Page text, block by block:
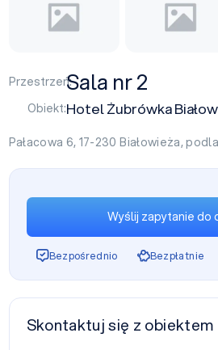
Przestrzeń:Sala nr 2
Obiekt:Hotel Żubrówka
Pałacowa 6, 17-230Białowieża,
Wyślij zapytanie do
Bezpośrednio Bezpłatnie
Skontaktuj się z obiektem